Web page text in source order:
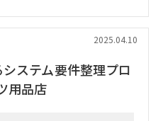
どは議事録をとってもらい、
討支援（業務、システム）
での作業。ただ、現場での
2025.04.10
ステム要件整理プロ
用品店